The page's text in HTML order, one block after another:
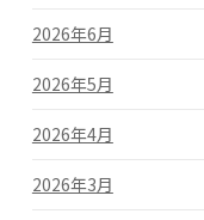
2026年6月
2026年5月
2026年4月
2026年3月